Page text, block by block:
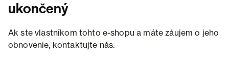
ukončený
Ak ste vlastníkom tohto e-shopu a máte záujem o jeho
obnovenie, kontaktujte nás.